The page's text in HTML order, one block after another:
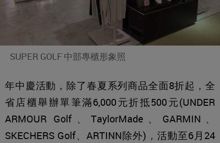
SUPER GOLF 中部專櫃形象照
年中慶活動，除了春夏系列商品全面8折起，全
省店櫃舉辦單筆滿6,000元折抵500元(UNDER
ARMOUR Golf、TaylorMade、GARMIN、
SKECHERS Golf、ARTINN除外)，活動至6月24